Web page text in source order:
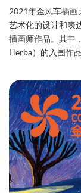
2021年金风车插画
艺术化的设计和表
插画师作品。其中
Herba）的入围作